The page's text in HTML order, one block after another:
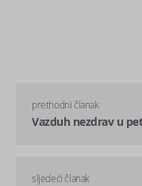
prethodni članak
Vazduh nezdrav u
sljedeći članak